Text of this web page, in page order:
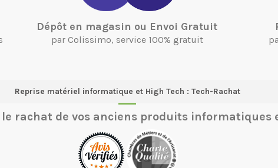
Dépôt en magasin ou Envoi Gratuit
par Colissimo, service 100% gratuit
Reprise matériel informatique et High Tech : Tech-Rachat
rachat de vos anciens produits informatiques